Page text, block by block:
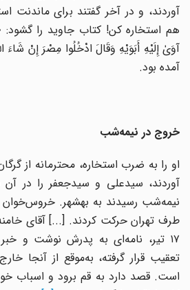
آوردند، و در آخر گفتند برای ماندنت
هم استخاره کن! کتاب جاوید را گشود:
آمده بود.
خروج در نیمه‌شب
او را به ضرب استخاره، محترمانه از
آوردند، سیدعلی و سیدجعفر را در آن
نیمه‌شب رسیدند به بهشهر. خروس‌خوان
طرف تهران حرکت کردند. [...] آقای
۱۷ تیر، نامه‌ای به پدرش نوشت و
تعقیب قرار گرفته، به‌موقع از آنجا
است. قصد دارد به قم برود و اسباب خود